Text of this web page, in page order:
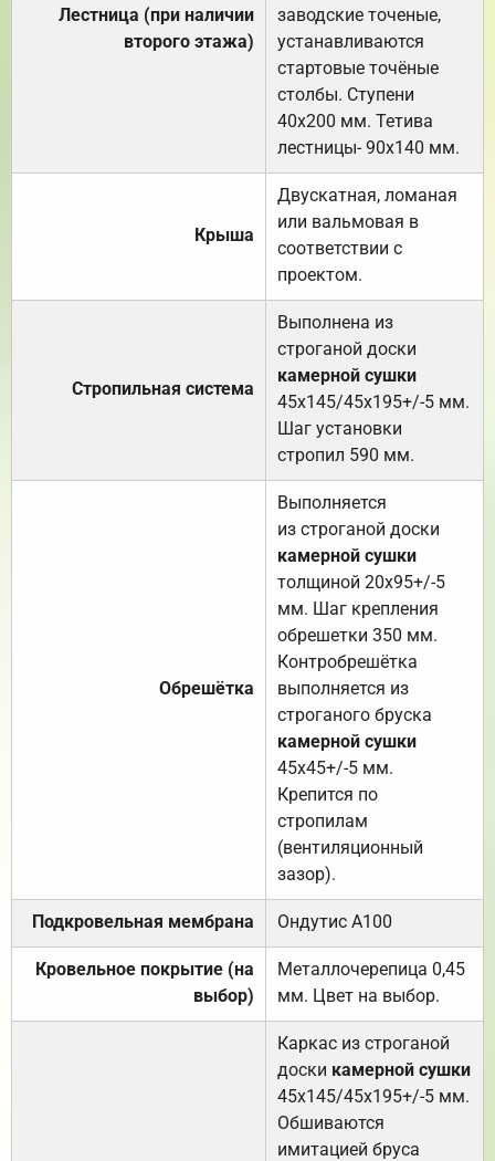
Лестница (при наличии
второго этажа)
заводские точеные,
устанавливаются
стартовые точёные
столбы. Ступени
40х200 мм. Тетива
лестницы- 90х140 мм.
Крыша
Двускатная, ломаная
или вальмовая в
соответствии с
проектом.
Стропильная система
Выполнена из
строганой доски
камерной сушки
45х145/45х195+/-5 мм.
Шаг установки
стропил 590 мм.
Обрешётка
Выполняется
из строганой доски
камерной сушки
толщиной 20х95+/-5
мм. Шаг крепления
обрешетки 350 мм.
Контробрешётка
выполняется из
строганого бруска
камерной сушки
45х45+/-5 мм.
Крепится по
стропилам
(вентиляционный
зазор).
Подкровельная мембрана Ондутис А100
Кровельное покрытие (на
выбор)
Металлочерепица 0,45
мм. Цвет на выбор.
Каркас из строганой
доски камерной сушки
45х145/45х195+/-5 мм.
Обшиваются
имитацией бруса